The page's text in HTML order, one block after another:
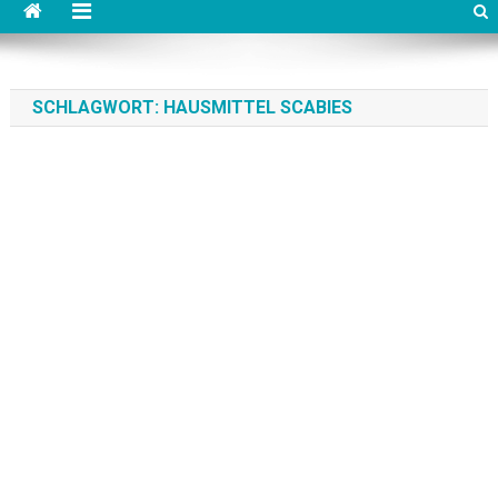
SCHLAGWORT: HAUSMITTEL SCABIES